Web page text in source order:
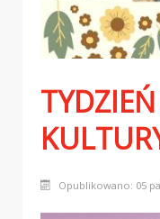
Opublikowano: 05